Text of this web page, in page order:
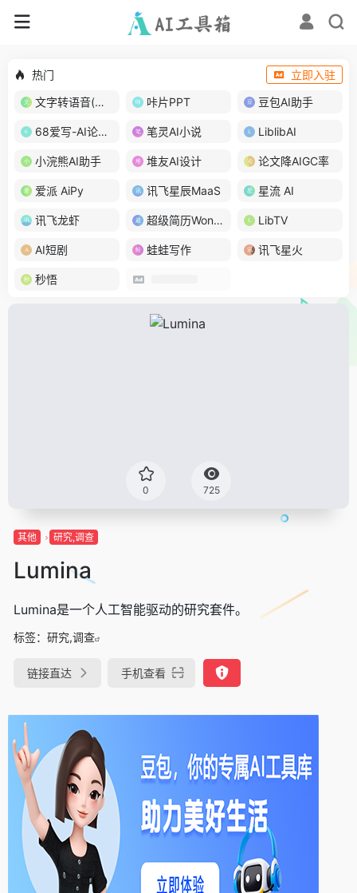
热门
立即入驻
文字转语音(琅琅配音)
咔片PPT 豆包AI助手
68爱写-AI论文写作 笔灵AI小说 LiblibAI
小浣熊AI助手 堆友AI设计 论文降AIGC率
爱派 AiPy 讯飞星辰MaaS 星流 AI
讯飞龙虾 超级简历WonderCV LibTV
AI短剧 蛙蛙写作 讯飞星火
秒悟
0 725
其他 研究,调查
Lumina
Lumina是一个人工智能驱动的研究套件。
标签： 研究,调查
链接直达 手机查看